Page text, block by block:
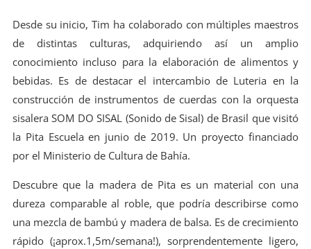
Desde su inicio, Tim ha colaborado con múltiples maestros
de distintas culturas, adquiriendo así un amplio
conocimiento incluso para la elaboración de alimentos y
bebidas. Es de destacar el intercambio de Luteria en la
construcción de instrumentos de cuerdas con la orquesta
sisalera SOM DO SISAL (Sonido de Sisal) de Brasil que visitó
la Pita Escuela en junio de 2019. Un proyecto financiado
por el Ministerio de Cultura de Bahía.
Descubre que la madera de Pita es un material con una
dureza comparable al roble, que podría describirse como
una mezcla de bambú y madera de balsa. Es de crecimiento
rápido (¡aprox.1,5m/semana!), sorprendentemente ligero,